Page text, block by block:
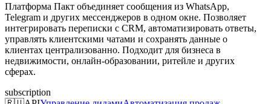
Платформа Пакт объединяет сообщения из WhatsApp,
Telegram и других мессенджеров в одном окне. Позволяет
интегрировать переписки с CRM, автоматизировать ответы,
управлять клиентскими чатами и сохранять данные о
клиентах централизованно. Подходит для бизнеса в
недвижимости, онлайн-образовании, ритейле и других
сферах.
subscription